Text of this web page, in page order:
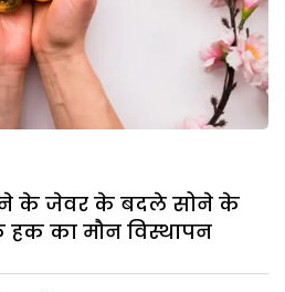
के जेवर के बदले सोने के
का मौन विस्थापन